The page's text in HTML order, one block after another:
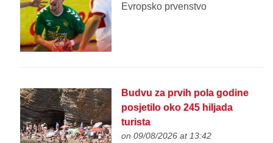
Evropsko prvenstvo
Budvu za prvih pola godine
posjetilo oko 245 hiljada
turista
on 09/08/2026 at 13:42